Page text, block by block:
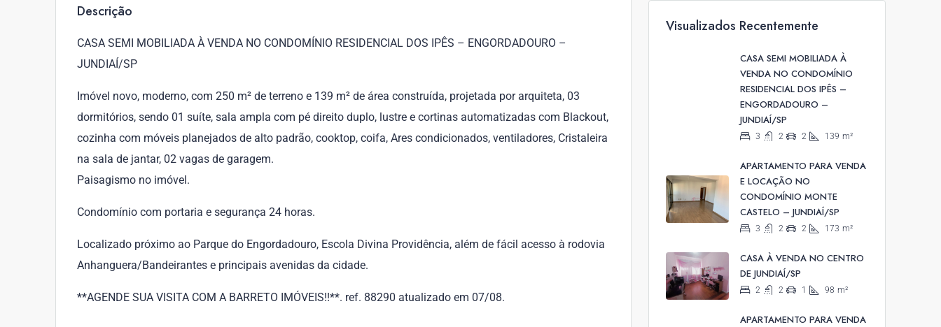
Descrição
CASA SEMI MOBILIADA À VENDA NO CONDOMÍNIO RESIDENCIAL DOS IPÊS – ENGORDADOURO –
JUNDIAÍ/SP
Imóvel novo, moderno, com 250 m² de terreno e 139 m² de área construída, projetada por arquiteta, 03
dormitórios, sendo 01 suíte, sala ampla com pé direito duplo, lustre e cortinas automatizadas com Blackout,
cozinha com móveis planejados de alto padrão, cooktop, coifa, Ares condicionados, ventiladores, Cristaleira
na sala de jantar, 02 vagas de garagem.
Paisagismo no imóvel.
Condomínio com portaria e segurança 24 horas.
Localizado próximo ao Parque do Engordadouro, Escola Divina Providência, além de fácil acesso à rodovia
Anhanguera/Bandeirantes e principais avenidas da cidade.
**AGENDE SUA VISITA COM A BARRETO IMÓVEIS!!**. ref. 88290 atualizado em 07/08.
Visualizados Recentemente
CASA SEMI MOBILIADA À
VENDA NO CONDOMÍNIO
RESIDENCIAL DOS IPÊS –
ENGORDADOURO –
JUNDIAÍ/SP
3 2 2 139 m²
APARTAMENTO PARA VENDA
E LOCAÇÃO NO
CONDOMÍNIO MONTE
CASTELO – JUNDIAÍ/SP
3 2 2 173 m²
CASA À VENDA NO CENTRO
DE JUNDIAÍ/SP
2 2 1 98 m²
APARTAMENTO PARA VENDA